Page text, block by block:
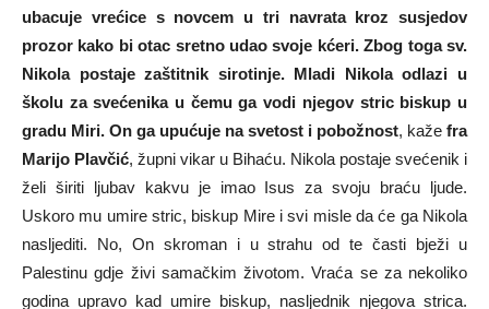
ubacuje vrećice s novcem u tri navrata kroz susjedov
prozor kako bi otac sretno udao svoje kćeri. Zbog toga sv.
Nikola postaje zaštitnik sirotinje. Mladi Nikola odlazi u
školu za svećenika u čemu ga vodi njegov stric biskup u
gradu Miri. On ga upućuje na svetost i pobožnost, kaže fra
Marijo Plavčić, župni vikar u Bihaću. Nikola postaje svećenik i
želi širiti ljubav kakvu je imao Isus za svoju braću ljude.
Uskoro mu umire stric, biskup Mire i svi misle da će ga Nikola
nasljediti. No, On skroman i u strahu od te časti bježi u
Palestinu gdje živi samačkim životom. Vraća se za nekoliko
godina upravo kad umire biskup, nasljednik njegova strica.